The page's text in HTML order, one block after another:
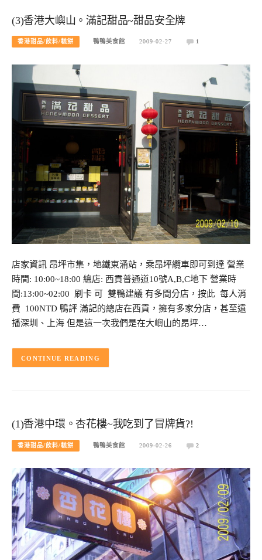
(3)香港大嶼山。滿記甜品~甜品安全牌
香港甜品/飲料/糕餅 鴨鴨美食館 2009-02-27 1
店家資訊 昂坪市集，地鐵東涌站，乘昂坪纜車即可到達 營業
時間: 10:00~18:00 總店: 西貢普通道10號A,B,C地下 營業時
間:13:00~02:00 刷卡 可 雙鴨建議 有多間分店，按此 每人消
費 100NTD 鴨評 滿記的總店在西貢，擁有多家分店，甚至遠
播深圳、上海 但是這一次我們是在大嶼山的昂坪…
CONTINUE READING
(1)香港中環。杏花樓~我吃到了冒牌貨?!
香港甜品/飲料/糕餅 鴨鴨美食館 2009-02-26 2